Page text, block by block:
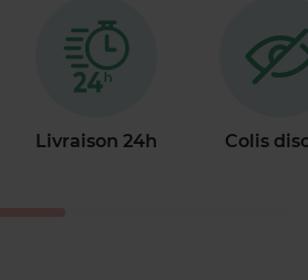
Livraison 24h Colis